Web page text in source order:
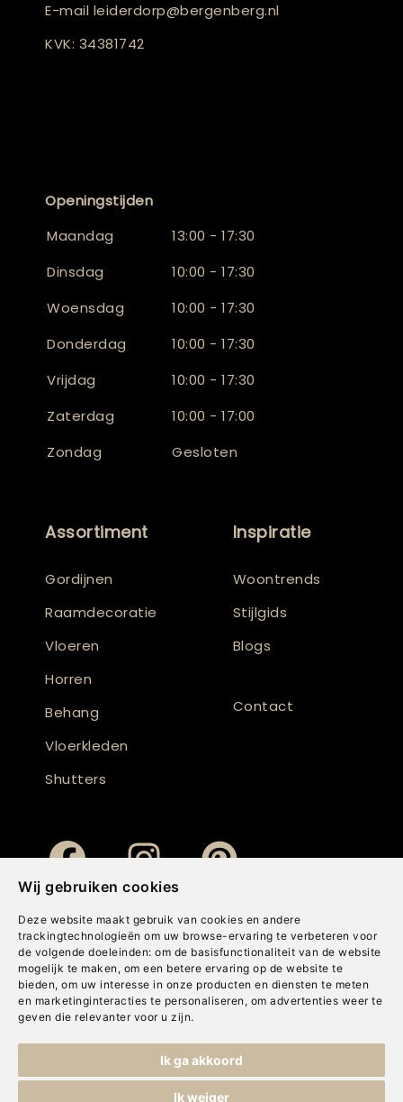
Wij gebruiken cookies
Deze website maakt gebruik van cookies en andere
trackingtechnologieën om uw browse-ervaring te verbeteren voor
de volgende doeleinden: om de basisfunctionaliteit van de website
mogelijk te maken , om een betere ervaring op de website te
bieden, om uw interesse in onze producten en diensten te meten
en marketinginteracties te personaliseren , om advertenties weer te
geven die relevanter voor u zijn.
Ik ga akkoord
Ik weiger
E-mail leiderdorp@bergenberg.nl
KVK: 34381742
Openingstijden
Maandag
13:00 - 17:30
Dinsdag
10:00 - 17:30
Woensdag
10:00 - 17:30
Donderdag
10:00 - 17:30
Vrijdag
10:00 - 17:30
Zaterdag
10:00 - 17:00
Zondag
Gesloten
Assortiment
Gordijnen
Raamdecoratie
Vloeren
Horren
Behang
Vloerkleden
Shutters
Inspiratie
Woontrends
Stijlgids
Blogs
Contact
Cookies